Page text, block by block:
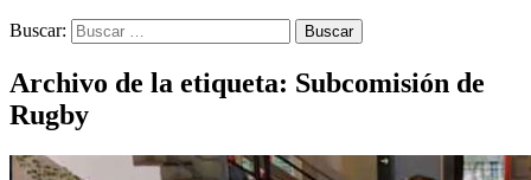
Buscar:
Archivo de la etiqueta: Subcomisión de
Rugby